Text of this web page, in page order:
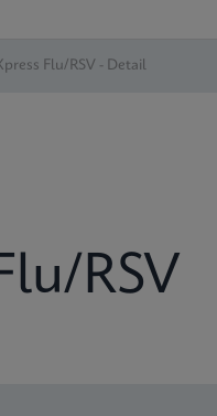
Flu/RSV - Detail
RSV